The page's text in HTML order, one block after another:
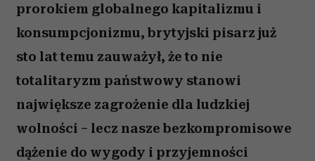
prorokiem globalnego kapitalizmu i
konsumpcjonizmu, brytyjski pisarz już
sto lat temu zauważył, że to nie
totalitaryzm państwowy stanowi
największe zagrożenie dla ludzkiej
wolności – lecz nasze bezkompromisowe
dążenie do wygody i przyjemności